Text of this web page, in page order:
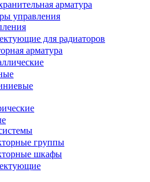
арматура
управления
для радиаторов
арматура
группы
шкафы